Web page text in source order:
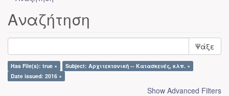
Αναζήτηση
Ψάξε
Has File(s): true ×
Subject: Αρχιτεκτονική -- Κατασκευές, κλπ. ×
Date issued: 2016 ×
Show Advanced Filters